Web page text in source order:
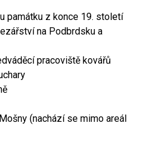
památku z konce 19. století
na Podbrdsku a
pracoviště kovářů
(nachází se mimo areál